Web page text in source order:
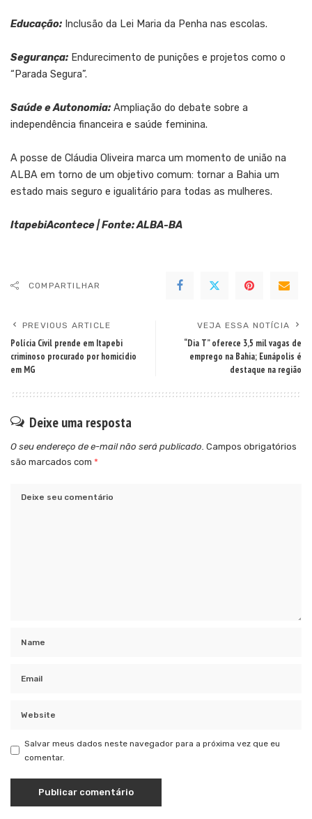
Educação: Inclusão da Lei Maria da Penha nas escolas.
Segurança: Endurecimento de punições e projetos como o
“Parada Segura”.
Saúde e Autonomia: Ampliação do debate sobre a
independência financeira e saúde feminina.
A posse de Cláudia Oliveira marca um momento de união na
ALBA em torno de um objetivo comum: tornar a Bahia um
estado mais seguro e igualitário para todas as mulheres.
ItapebiAcontece | Fonte: ALBA-BA
COMPARTILHAR
PREVIOUS ARTICLE
Polícia Civil prende em Itapebi
criminoso procurado por homicídio
em MG
VEJA ESSA NOTÍCIA
“Dia T” oferece 3,5 mil vagas de
emprego na Bahia; Eunápolis é
destaque na região
Deixe uma resposta
O seu endereço de e-mail não será publicado. Campos obrigatórios
são marcados com *
Salvar meus dados neste navegador para a próxima vez que eu
comentar.